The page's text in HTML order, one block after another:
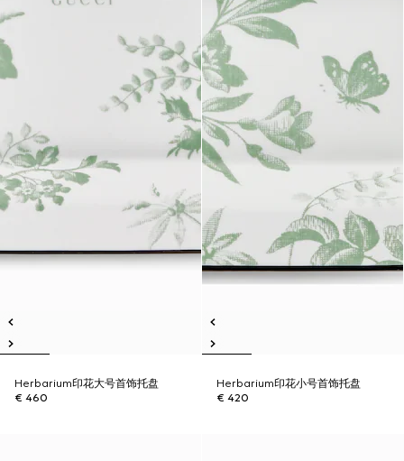
Herbarium印花大号首饰托盘
€ 460
Herbarium印花小号首饰托盘
€ 420